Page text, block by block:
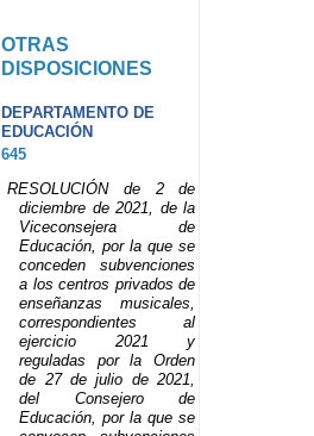
OTRAS
DISPOSICIONES
DEPARTAMENTO DE
EDUCACIÓN
645
RESOLUCIÓN de 2 de
diciembre de 2021, de la
Viceconsejera de
Educación, por la que se
conceden subvenciones
a los centros privados de
enseñanzas musicales,
correspondientes al
ejercicio 2021 y
reguladas por la Orden
de 27 de julio de 2021,
del Consejero de
Educación, por la que se